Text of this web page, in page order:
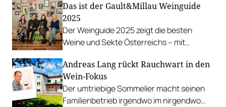
Das ist der Gault&Millau Weinguide
2025
Der Weinguide 2025 zeigt die besten
Weine und Sekte Österreichs – mit
die Preisträger*innen vor.
Andreas Lang rückt Rauchwart in den
Wein-Fokus
Der umtriebige Sommelier macht seinen
Familienbetrieb irgendwo im nirgendwo